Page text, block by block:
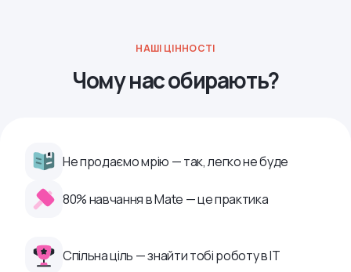
НАШІ ЦІННОСТІ
Чому нас обирають?
Не продаємо мрію — так, легко не буде
80% навчання в Mate — це практика
Спільна ціль — знайти тобі роботу в ІТ